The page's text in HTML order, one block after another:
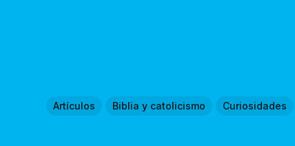
Artículos Biblia y catolicismo Curiosidades